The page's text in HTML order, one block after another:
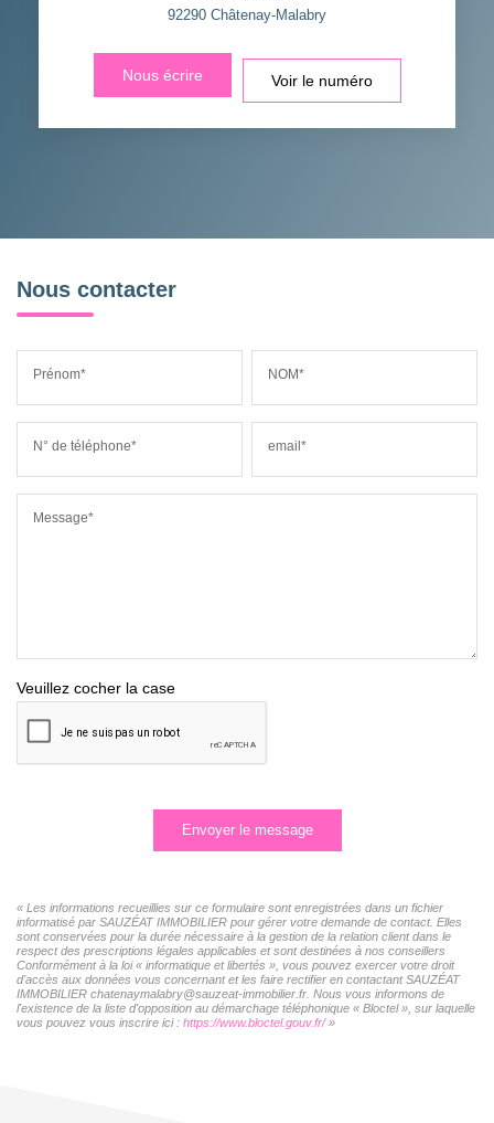
92290 Châtenay-Malabry
Nous écrire Voir le numéro
Nous contacter
Prénom* NOM*
N° de téléphone* email*
Message*
Veuillez cocher la case
Envoyer le message
« Les informations recueillies sur ce formulaire sont enregistrées dans un fichier
informatisé par SAUZÉAT IMMOBILIER pour gérer votre demande de contact. Elles
sont conservées pour la durée nécessaire à la gestion de la relation client dans le
respect des prescriptions légales applicables et sont destinées à nos conseillers
Conformément à la loi « informatique et libertés », vous pouvez exercer votre droit
d'accès aux données vous concernant et les faire rectifier en contactant SAUZÉAT
IMMOBILIER chatenaymalabry@sauzeat-immobilier.fr. Nous vous informons de
l'existence de la liste d'opposition au démarchage téléphonique « Bloctel », sur laquelle
vous pouvez vous inscrire ici : https://www.bloctel.gouv.fr/»